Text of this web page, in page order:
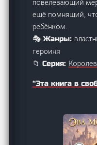
повелевающий
ещё помнящий,
ребёнком.
🎭 Жанры:
героиня
📁 Серия:
“Эта книга в